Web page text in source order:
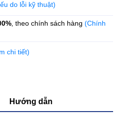
do lỗi kỹ thuật)
, theo chính sách hàng (Chính
chi tiết)
Hướng dẫn